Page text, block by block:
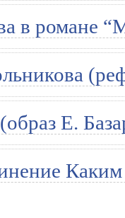
в романе
Е.
Каким